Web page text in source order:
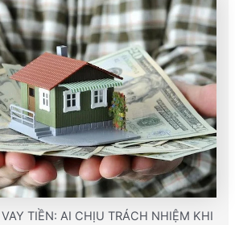
TIỀN: AI CHỊU TRÁCH NHIỆM KHI